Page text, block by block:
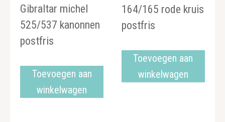
Gibraltar michel
525/537 kanonnen
postfris
Toevoegen aan
winkelwagen
164/165 rode kruis
postfris
Toevoegen aan
winkelwagen